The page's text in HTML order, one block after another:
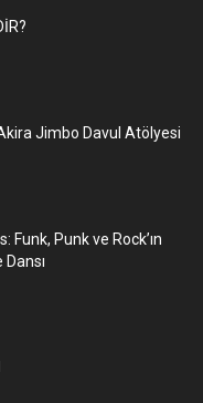
Jimbo Davul Atölyesi
Funk, Punk ve Rock’ın